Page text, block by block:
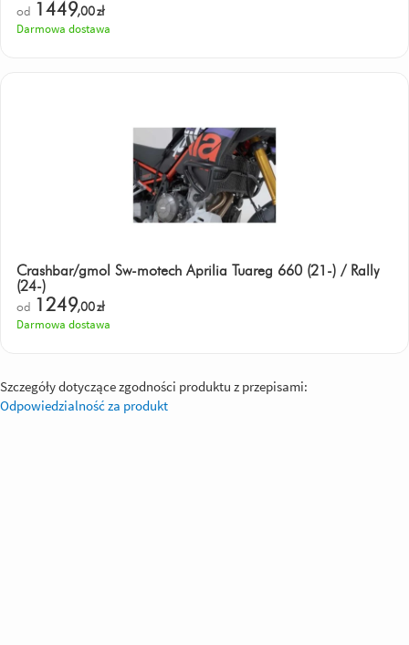
od 1449,00zł
Darmowa dostawa
Crashbar/gmol Sw-motech Aprilia Tuareg 660 (21-) / Rally
(24-)
od 1249,00zł
Darmowa dostawa
Szczegóły dotyczące zgodności produktu z przepisami:
Odpowiedzialność za produkt